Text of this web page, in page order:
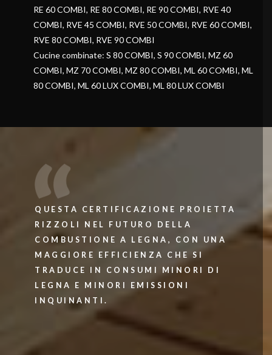
RE 60 COMBI, RE 80 COMBI, RE 90 COMBI, RVE 40
COMBI, RVE 45 COMBI, RVE 50 COMBI, RVE 60 COMBI,
RVE 80 COMBI, RVE 90 COMBI
Cucine combinate: S 80 COMBI, S 90 COMBI, MZ 60
COMBI, MZ 70 COMBI, MZ 80 COMBI, ML 60 COMBI, ML
80 COMBI, ML 60 LUX COMBI, ML 80 LUX COMBI
QUESTA CERTIFICAZIONE PROIETTA
RIZZOLI NEL FUTURO DELLA
COMBUSTIONE A LEGNA, CON UNA
MAGGIORE EFFICIENZA CHE SI
TRADUCE IN CONSUMI MINORI DI
LEGNA E MINORI EMISSIONI
INQUINANTI.